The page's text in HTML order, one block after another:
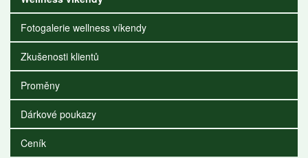
Fotogalerie wellness víkendy
Zkušenosti klientů
Proměny
Dárkové poukazy
Ceník